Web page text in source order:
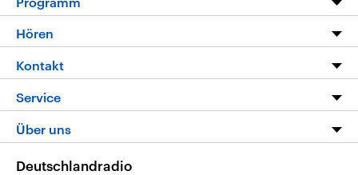
Programm
Die Nachrichten
Nachrichtenleicht
Neue Beiträge auf dlf.de
Hören
Livestream
Podcasts
Deutschlandfunk App
Nachrichten App
Kontakt
Hörerservice
Service
FAQ
Über uns
Deutschlandradio